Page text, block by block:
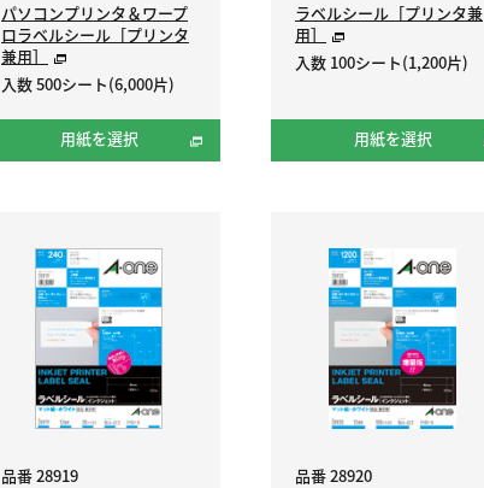
パソコンプリンタ＆ワープ
ロラベルシール［プリンタ
兼用］
入数 500シート(6,000片)
用紙を選択
ラベルシール［プリンタ兼
用］
入数 100シート(1,200片)
用紙を選択
品番 28919
品番 28920